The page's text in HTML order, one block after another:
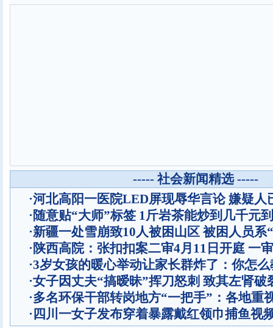
----- 社会新闻精选 -----
·河北高阳一医院LED屏现辱华言论 嫌疑人
·随意贴“大师”标签 1斤岩茶能炒到几千元
·新疆一处雪崩致10人被困山区 被困人员系
·陕西高院：张扣扣案二审4月11日开庭 一
·3岁女孩的暖心举动让家长群炸了：你怎
·女子因丈夫“搞暧昧”挥刀怒刺 致其左肾破
·多名环保干部转岗地方“一把手”：各地重
· 四川一女子发布穿着暴露戴红领巾捕鱼视